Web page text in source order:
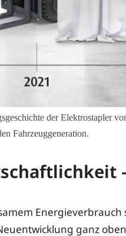
der Elektrostapler
Fahrzeuggeneration.
Energieverbrauch
ganz